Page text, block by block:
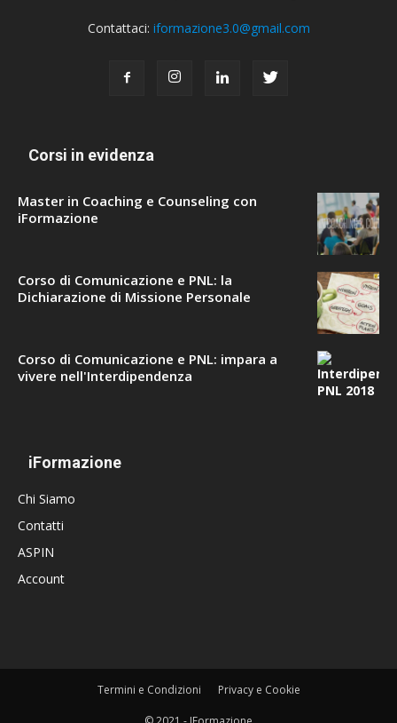
Contattaci: iformazione3.0@gmail.com
Corsi in evidenza
Master in Coaching e Counseling con
iFormazione
Corso di Comunicazione e PNL: la
Dichiarazione di Missione Personale
Corso di Comunicazione e PNL: impara a
vivere nell'Interdipendenza
iFormazione
Chi Siamo
Contatti
ASPIN
Account
Termini e Condizioni Privacy e Cookie